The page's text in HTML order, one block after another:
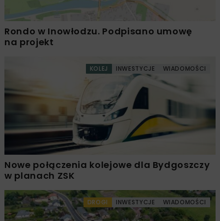
Rondo w Inowłodzu. Podpisano umowę
na projekt
KOLEJ INWESTYCJE WIADOMOŚCI
Nowe połączenia kolejowe dla Bydgoszczy
w planach ZSK
DROGI INWESTYCJE WIADOMOŚCI